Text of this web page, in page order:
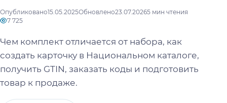
Опубликовано15.05.2025Обновлено23.07.20265 мин чтения
7 725
Чем комплект отличается от набора, как
создать карточку в Национальном каталоге,
получить GTIN, заказать коды и подготовить
товар к продаже.